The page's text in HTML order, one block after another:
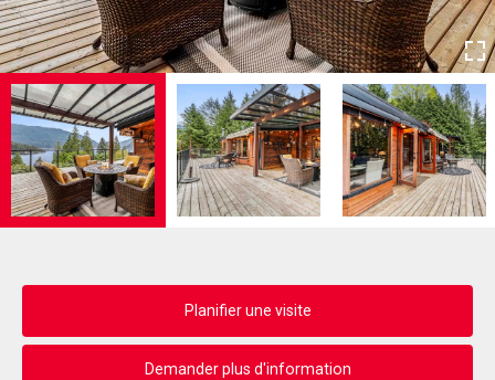
Planifier une visite
Demander plus d'information